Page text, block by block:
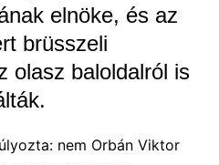
elnöke, és az
brüsszeli
olasz baloldalról is
nem Orbán Viktor